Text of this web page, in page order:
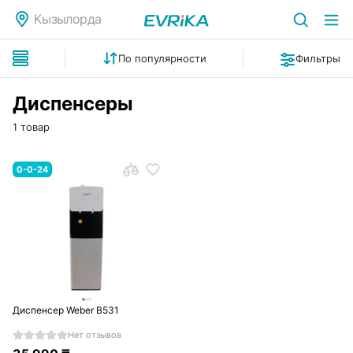
Кызылорда
По популярности Фильтры
Диспенсеры
1 товар
0-0-24
Диспенсер Weber B531
Нет отзывов